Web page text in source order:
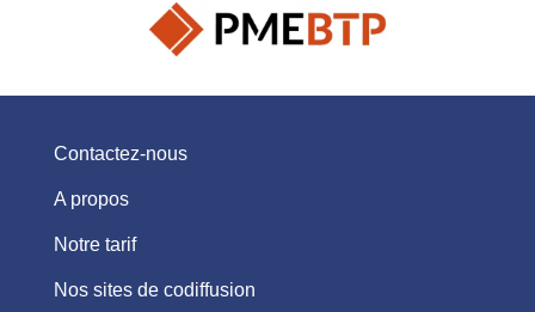
Contactez-nous
A propos
Notre tarif
Nos sites de codiffusion